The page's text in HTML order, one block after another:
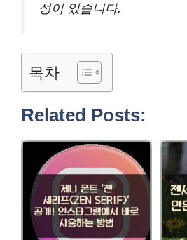
성이 있습니다.
목차
Related Posts: